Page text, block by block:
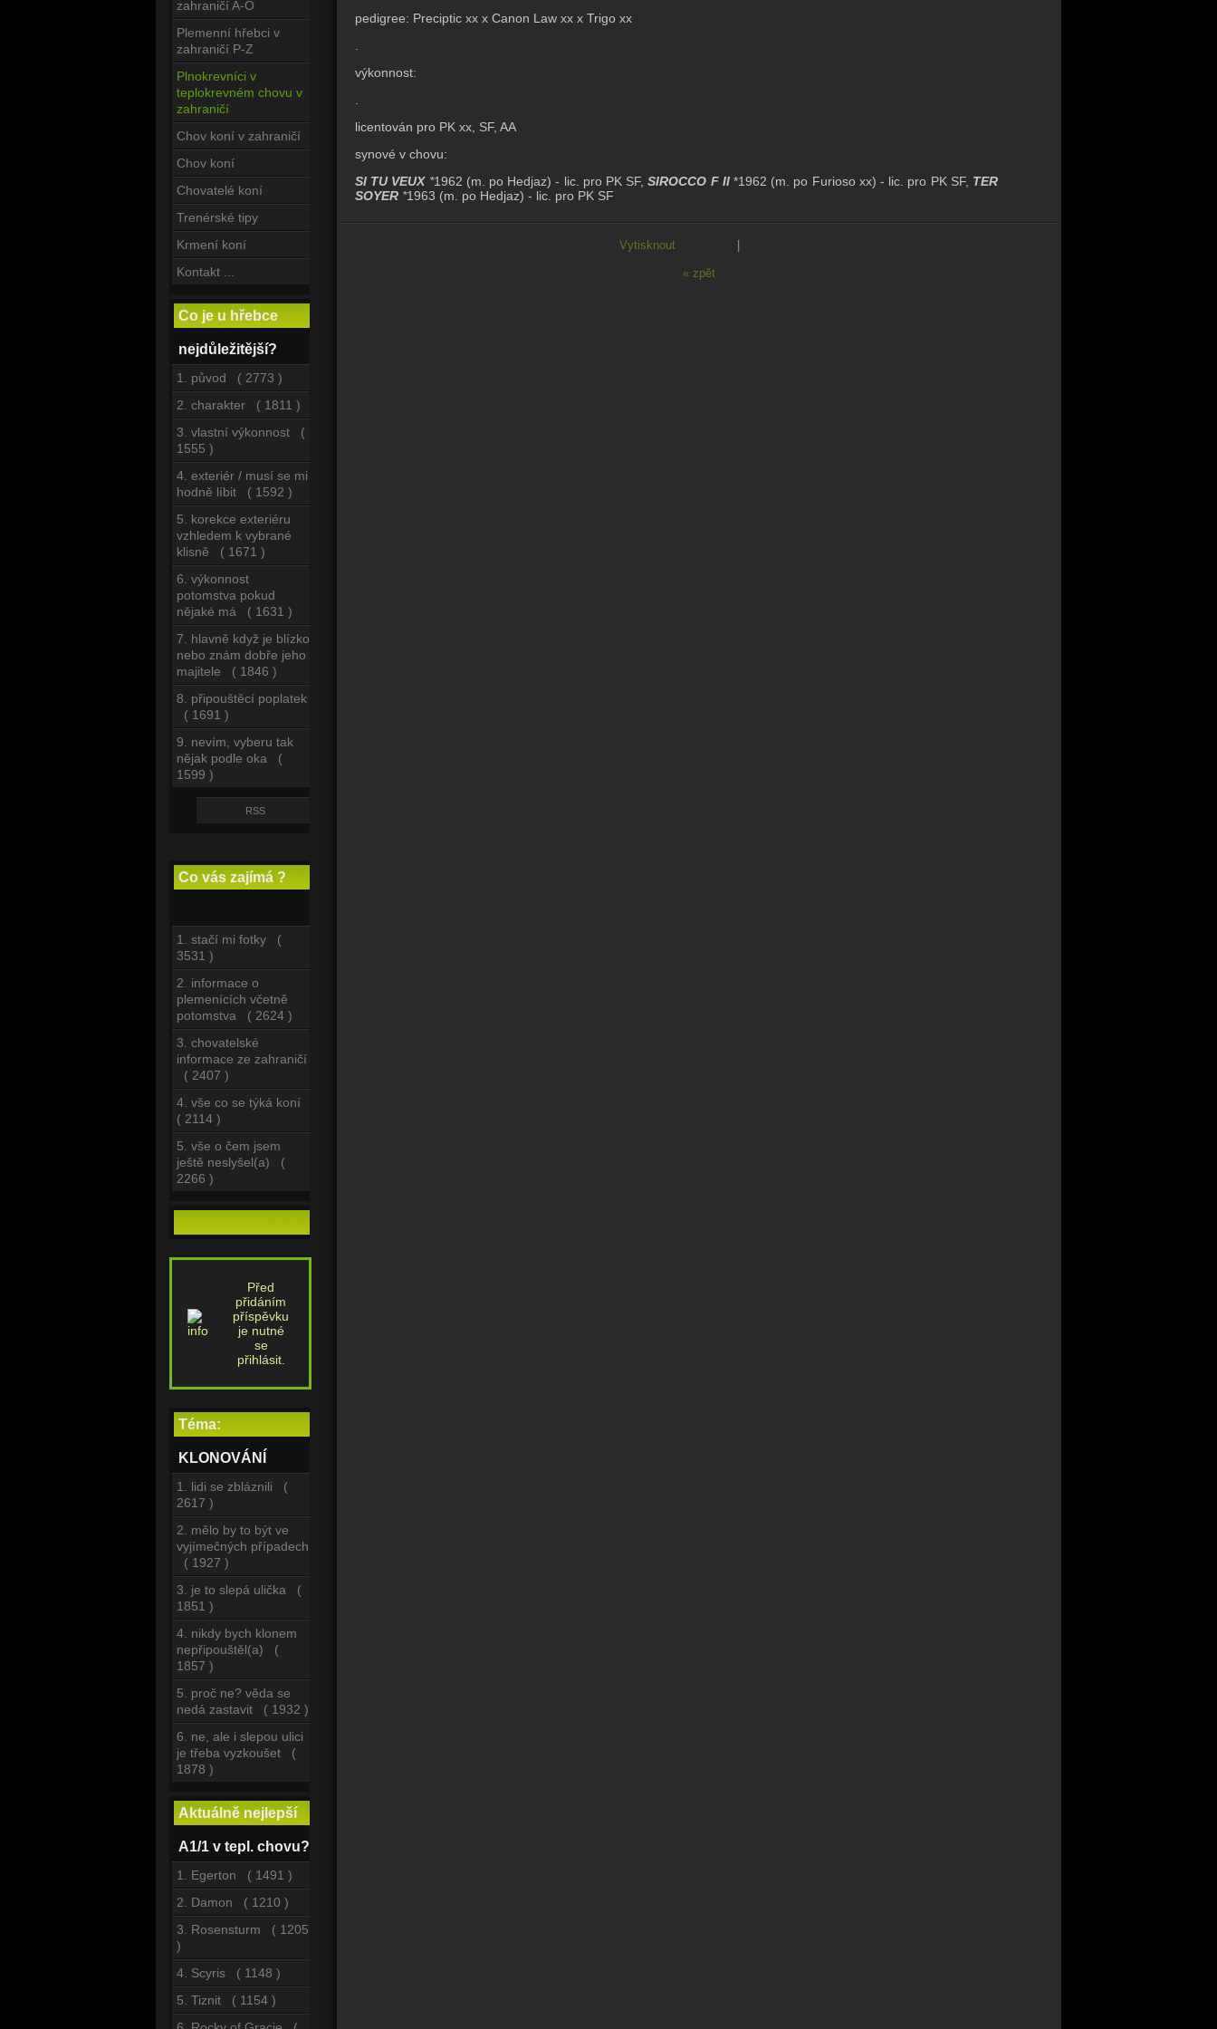
zahraničí A-O
Plemenní hřebci v
zahraničí P-Z
Plnokrevníci v
teplokrevném chovu v
zahraničí
Chov koní v zahraničí
Chov koní
Chovatelé koní
Trenérské tipy
Krmení koní
Kontakt ...
Co je u hřebce
nejdůležitější?
1. původ ( 2773 )
2. charakter ( 1811 )
3. vlastní výkonnost (
1555 )
4. exteriér / musí se mi
hodně líbit ( 1592 )
5. korekce exteriéru
vzhledem k vybrané
klisně ( 1671 )
6. výkonnost
potomstva pokud
nějaké má ( 1631 )
7. hlavně když je blízko
nebo znám dobře jeho
majitele ( 1846 )
8. připouštěcí poplatek
( 1691 )
9. nevím, vyberu tak
nějak podle oka (
1599 )
RSS
Co vás zajímá ?
1. stačí mi fotky (
3531 )
2. informace o
plemenících včetně
potomstva ( 2624 )
3. chovatelské
informace ze zahraničí
( 2407 )
4. vše co se týká koní
( 2114 )
5. vše o čem jsem
ještě neslyšel(a) (
2266 )
Před
přidáním
příspěvku
je nutné
se
přihlásit.
Téma:
KLONOVÁNÍ
1. lidi se zbláznili (
2617 )
2. mělo by to být ve
vyjímečných případech
( 1927 )
3. je to slepá ulička (
1851 )
4. nikdy bych klonem
nepřipouštěl(a) (
1857 )
5. proč ne? věda se
nedá zastavit ( 1932 )
6. ne, ale i slepou ulici
je třeba vyzkoušet (
1878 )
Aktuálně nejlepší
A1/1 v tepl. chovu?
1. Egerton ( 1491 )
2. Damon ( 1210 )
3. Rosensturm ( 1205
)
4. Scyris ( 1148 )
5. Tiznit ( 1154 )
pedigree: Preciptic xx x Canon Law xx x Trigo xx
výkonnost:
licentován pro PK xx, SF, AA
synové v chovu:
SI TU VEUX*1962 (m. po Hedjaz) - lic. pro PK SF,SIROCCO F II*1962 (m. po Furioso xx) - lic. pro PK SF, TER
SOYER *1963 (m. po Hedjaz) - lic. pro PK SF
Vytisknout |
« zpět